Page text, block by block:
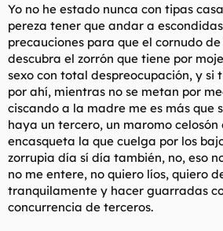
Yo no he estado nunca con tipas
pereza tener que andar a
precauciones para que el cornudo
descubra el zorrón que tiene por
sexo con total despreocupación, y si
por ahí, mientras no se metan por
ciscando a la madre me es más que
haya un tercero, un maromo celosón
encasqueta la que cuelga por los
zorrupia día sí día también, no, eso
no me entere, no quiero líos, quiero
tranquilamente y hacer guarradas
concurrencia de terceros.